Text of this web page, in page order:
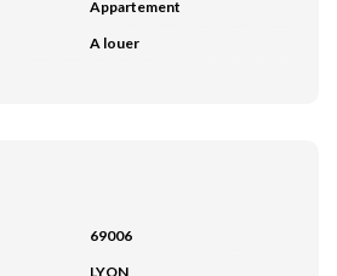
Appartement
A louer
69006
LYON